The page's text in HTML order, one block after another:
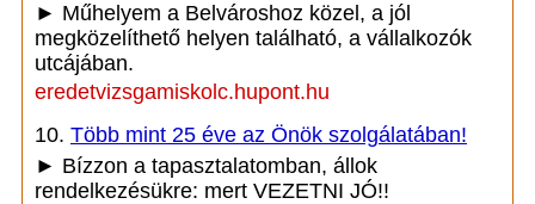
► Műhelyem a Belvároshoz közel, a jól
megközelíthető helyen található, a vállalkozók
utcájában.
eredetvizsgamiskolc.hupont.hu
10. Több mint 25 éve az Önök szolgálatában!
► Bízzon a tapasztalatomban, állok
rendelkezésükre: mert VEZETNI JÓ!!